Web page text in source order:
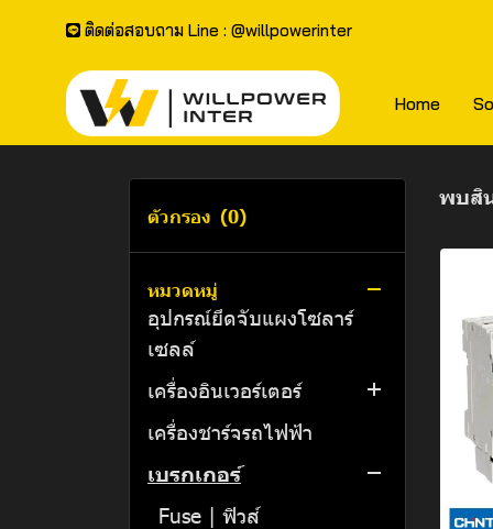
ติดต่อสอบถาม Line : @willpowerinter
Home
ตัวกรอง (0)
หมวดหมู่
สินค้าทั้งหมด
อุปกรณ์ยึดจับแผงโซลาร์
เซลล์
เครื่องอินเวอร์เตอร์
All in One
Rapid Shutdown
Battery
เครื่องชาร์จรถไฟฟ้า
เบรกเกอร์
Fuse | ฟิวส์
พบสิ